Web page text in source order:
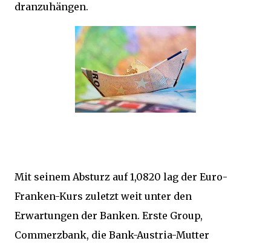
dranzuhängen.
Mit seinem Absturz auf 1,0820 lag der Euro-
Franken-Kurs zuletzt weit unter den
Erwartungen der Banken. Erste Group,
Commerzbank, die Bank-Austria-Mutter